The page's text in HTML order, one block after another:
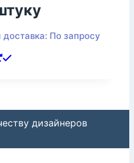
По запросу
дизайнеров